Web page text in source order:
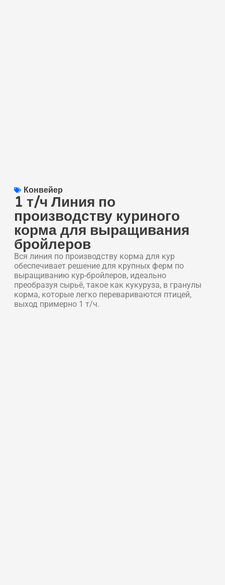
Конвейер
1 т/ч Линия по
производству куриного
корма для выращивания
бройлеров
Вся линия по производству корма для кур
обеспечивает решение для крупных ферм по
выращиванию кур-бройлеров, идеально
преобразуя сырьё, такое как кукуруза, в гранулы
корма, которые легко перевариваются птицей,
выход примерно 1 т/ч.